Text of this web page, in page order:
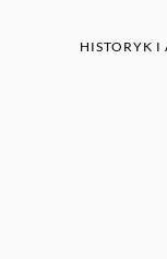
HISTORYK I